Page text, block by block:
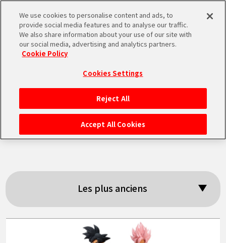
MEN
ACCUEIL
NEWS
À NE PAS MANQUER
VIDÉOS
Résultats de la
recherche: 「Goku
Black」
Les plus anciens
We use cookies to personalise content and ads, to
provide social media features and to analyse our traffic.
We also share information about your use of our site with
our social media, advertising and analytics partners.
Cookie Policy
Cookies Settings
Reject All
Accept All Cookies